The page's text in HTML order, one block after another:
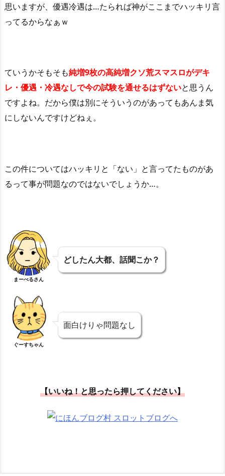
思いますが、優遇冷遇は…たられば神がここまでハッキリ言
ってるからなぁｗ
ていうかそもそも純増9枚の高純増クソ荒スマスロがデキ
レ・優遇・冷遇なしで今の試験を通せるはずないと思うん
ですよね。だから僕は別にそういうのがあってもあんま気
にしないんですけどねぇ。
この件についてはハッキリと「ない」と言ってたものがあ
るって事が問題なのではないでしょうか…。
まーべるさん
どしたん大都、話聞こか？
ぐーすちゃん
面白けりゃ問題なし
【いいね！と思ったら押してください】